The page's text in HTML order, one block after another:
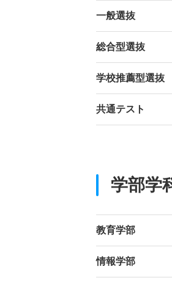
一般選抜
総合型選抜
学校推薦型選抜
共通テスト
学部学
教育学部
情報学部